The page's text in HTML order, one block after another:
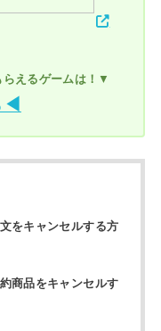
えるゲームは！ ▼
◀
をキャンセルする方
商品をキャンセルす